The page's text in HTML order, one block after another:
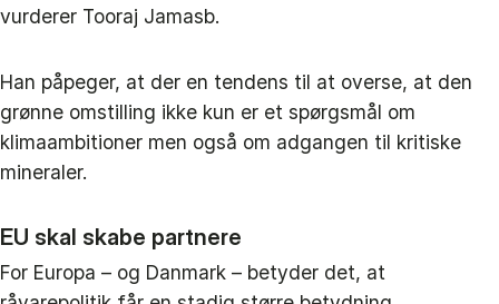
vurderer Tooraj Jamasb.
Han påpeger, at der en tendens til at overse, at den
grønne omstilling ikke kun er et spørgsmål om
klimaambitioner men også om adgangen til kritiske
mineraler.
EU skal skabe partnere
For Europa – og Danmark – betyder det, at